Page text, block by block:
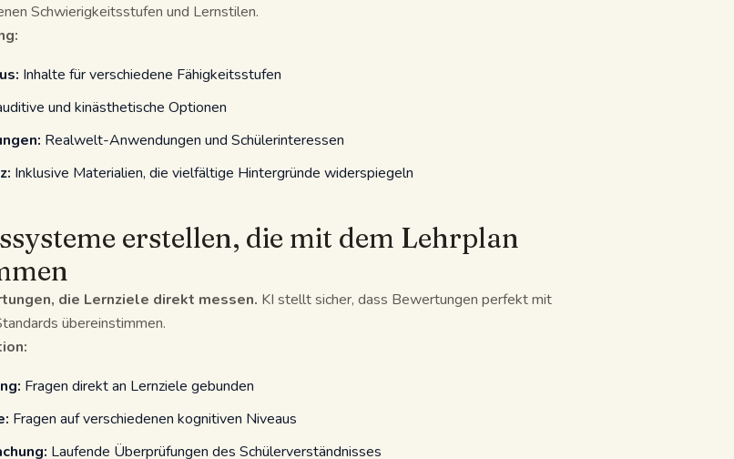
Schwierigkeitsstufen und Lernstilen.
Inhalte für verschiedene Fähigkeitsstufen
und kinästhetische Optionen
Realwelt-Anwendungen und Schülerinteressen
Inklusive Materialien, die vielfältige Hintergründe widerspiegeln
erstellen, die mit dem Lehrplan
die Lernziele direkt messen. KI stellt sicher, dass Bewertungen perfekt mit
übereinstimmen.
Fragen direkt an Lernziele gebunden
Fragen auf verschiedenen kognitiven Niveaus
Laufende Überprüfungen des Schülerverständnisses